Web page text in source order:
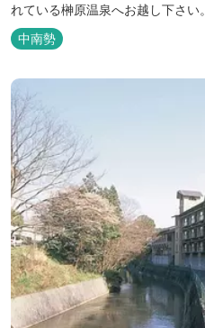
れている榊原温泉へお越し下さい。
中南勢